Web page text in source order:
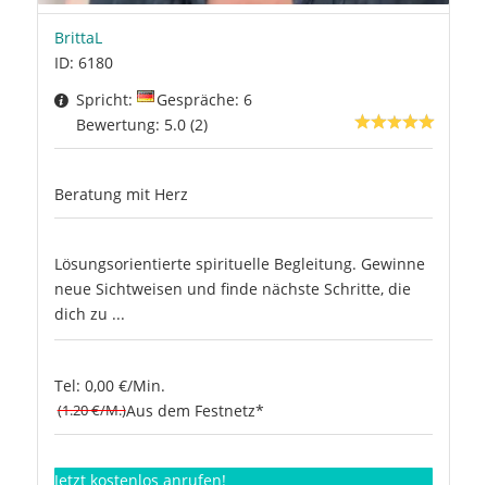
BrittaL
ID: 6180
Spricht:
Gespräche: 6
Bewertung: 5.0 (2)
Beratung mit Herz
Lösungsorientierte spirituelle Begleitung. Gewinne
neue Sichtweisen und finde nächste Schritte, die
dich zu ...
Tel: 0,00 €/Min.
(1.20 €/M.)Aus dem Festnetz*
Jetzt kostenlos anrufen!